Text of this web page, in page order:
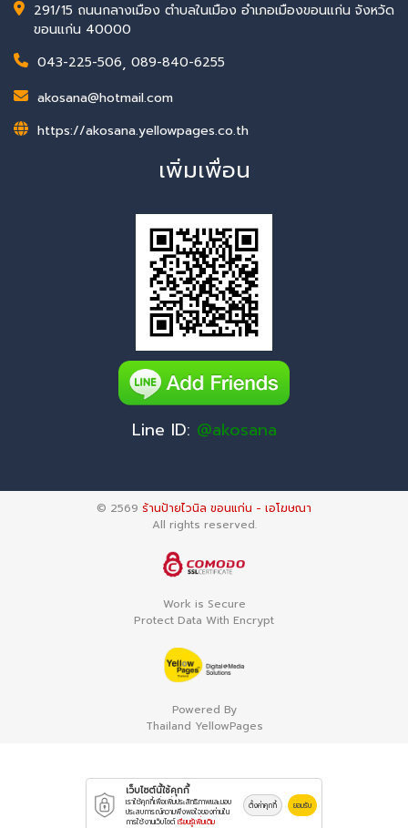
291/15 ถนนกลางเมือง ตำบลในเมือง อำเภอเมืองขอนแก่น จังหวัด
ขอนแก่น 40000
043-225-506, 089-840-6255
akosana@hotmail.com
https://akosana.yellowpages.co.th
เพิ่มเพื่อน
Line ID: @akosana
© 2569 ร้านป้ายไวนิล ขอนแก่น - เอโฆษณา
All rights reserved.
Work is Secure
Protect Data With Encrypt
Powered By
Thailand YellowPages
เว็บไซต์นี้ใช้คุกกี้
เราใช้คุกกี้เพื่อเพิ่มประสิทธิภาพและมอบ
ประสบการณ์ความพึงพอใจของท่านใน
การใช้งานเว็บไซต์เรียนรู้เพิ่มเติม
ตั้งค่าคุกกี้ ยอมรับ